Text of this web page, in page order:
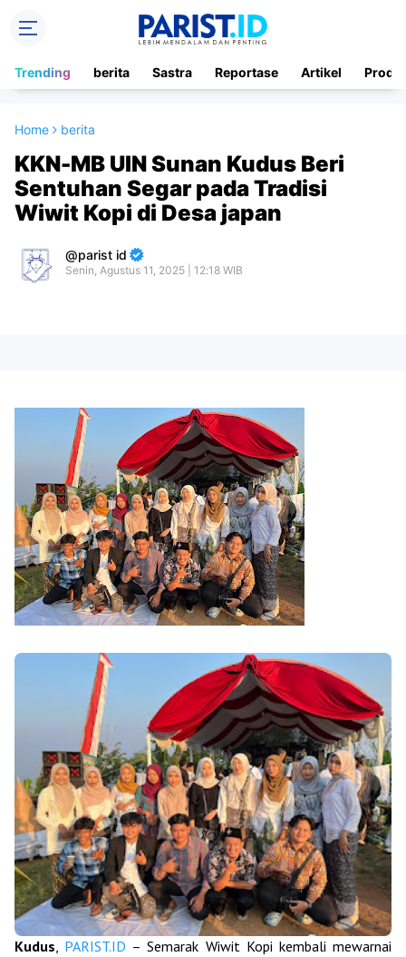
Trending berita Sastra Reportase Artikel
Home berita
KKN-MB UIN Sunan Kudus Beri
Sentuhan Segar pada Tradisi
Wiwit Kopi di Desa japan
parist id
Senin, Agustus 11, 2025 | 12:18 WIB
Kudus, PARIST.ID – Semarak Wiwit Kopi kembali mewarnai